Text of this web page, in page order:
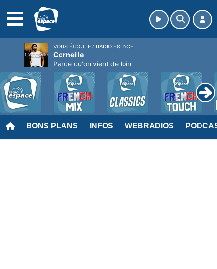
BONS PLANS INFOS WEBRADIOS
VOUS ÉCOUTEZ RADIO ESPACE
Corneille
Parce qu'on vient de loin